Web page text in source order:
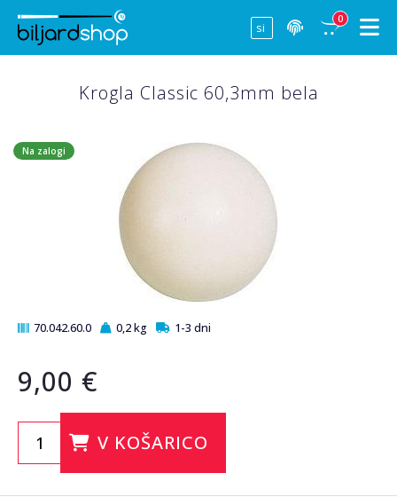
0
Krogla Classic 60,3mm bela
70.042.60.0 0,2 kg 1-3 dni
9,00 €
V KOŠARICO
Na zalogi